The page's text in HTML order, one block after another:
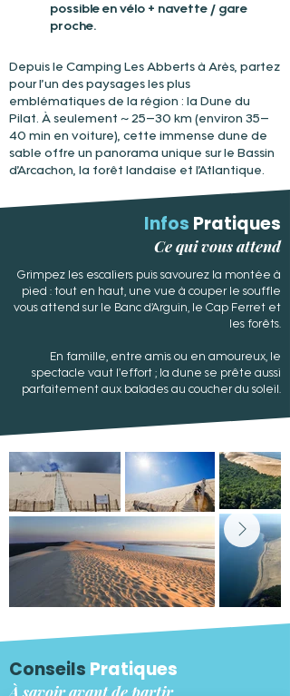
possible en vélo + navette / gare
proche.
Depuis le Camping Les Abberts à Arès, partez
pour l’un des paysages les plus
emblématiques de la région : la Dune du
Pilat. À seulement ~ 25–30 km (environ 35–
40 min en voiture), cette immense dune de
sable offre un panorama unique sur le Bassin
d’Arcachon, la forêt landaise et l’Atlantique.
Infos Pratiques
Ce qui vous attend
Grimpez les escaliers puis savourez la montée à
pied : tout en haut, une vue à couper le souffle
vous attend sur le Banc d’Arguin, le Cap Ferret et
les forêts.
En famille, entre amis ou en amoureux, le
spectacle vaut l’effort ; la dune se prête aussi
parfaitement aux balades au coucher du soleil.
Conseils Pratiques
À savoir avant de partir